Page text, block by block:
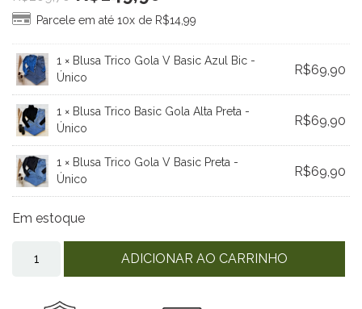
Parcele em até 10x de R$14,99
1 × Blusa Trico Gola V Basic Azul Bic -
Único
R$69,90
1 × Blusa Trico Basic Gola Alta Preta -
Único
R$69,90
1 × Blusa Trico Gola V Basic Preta -
Único
R$69,90
Em estoque
ADICIONAR AO CARRINHO